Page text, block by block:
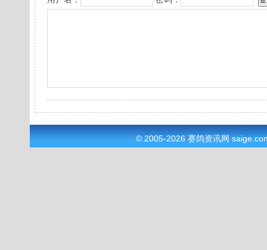
© 2005-2026 赛鸽资讯网